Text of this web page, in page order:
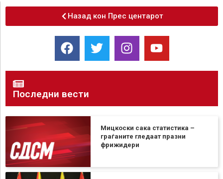
Назад кон Прес центарот
Последни вести
Мицкоски сака статистика –
граѓаните гледаат празни
фрижидери